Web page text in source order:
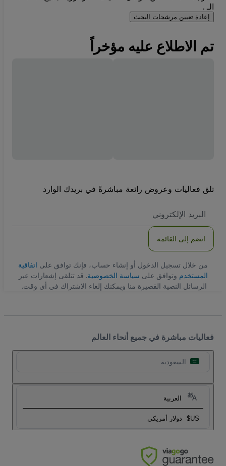
الـ .
إعادة تعيين مرشحات البحث
تم الاطلاع عليه مؤخراً
تلق فعاليات وعروض رائعة مباشرةً في بريدك الوارد
الاكتروني
انضم إلى القائمة
من خلال تسجيل الدخول أو إنشاء حساب، فإنك توافق على اتفاقية
المستخدم وتوافق على سياسة الخصوصية. قد تتلقى إشعارات عبر
الرسائل النصية القصيرة منا ويمكنك إلغاء الاشتراك في أي وقت.
فعاليات مباشرة في جميع أنحاء العالم
السعودية
العربية
US$ دولار أمريكي